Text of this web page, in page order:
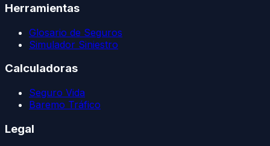
Herramientas
Glosario de Seguros
Simulador Siniestro
Calculadoras
Seguro Vida
Baremo Tráfico
Legal